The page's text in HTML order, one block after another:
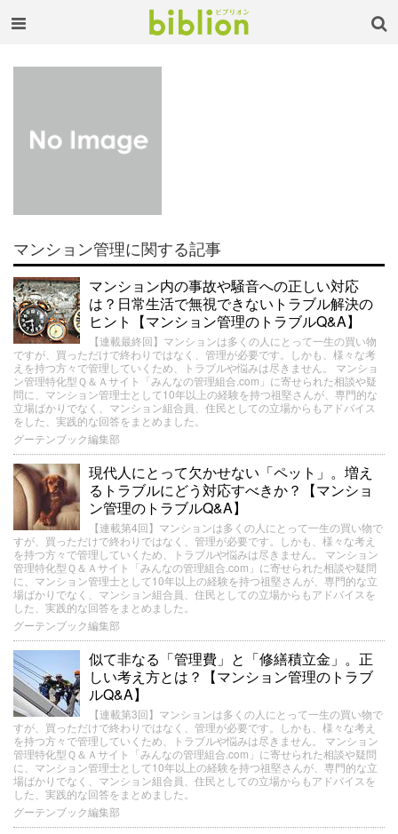
マンション管理に関する記事
マンション内の事故や騒音への正しい対応
は？日常生活で無視できないトラブル解決の
ヒント【マンション管理のトラブルQ&A】
【連載最終回】マンションは多くの人にとって一生の買い物
ですが、買っただけで終わりではなく、管理が必要です。しかも、様々な考
えを持つ方々で管理していくため、トラブルや悩みは尽きません。 マンショ
ン管理特化型Ｑ＆Ａサイト「みんなの管理組合.com」に寄せられた相談や疑
問に、マンション管理士として10年以上の経験を持つ祖堅さんが、専門的な
立場ばかりでなく、マンション組合員、住民としての立場からもアドバイス
をした、実践的な回答をまとめました。
グーテンブック編集部
現代人にとって欠かせない「ペット」。増え
るトラブルにどう対応すべきか？【マンショ
ン管理のトラブルQ&A】
【連載第4回】マンションは多くの人にとって一生の買い物で
すが、買っただけで終わりではなく、管理が必要です。しかも、様々な考え
を持つ方々で管理していくため、トラブルや悩みは尽きません。 マンション
管理特化型Ｑ＆Ａサイト「みんなの管理組合.com」に寄せられた相談や疑問
に、マンション管理士として10年以上の経験を持つ祖堅さんが、専門的な立
場ばかりでなく、マンション組合員、住民としての立場からもアドバイスを
した、実践的な回答をまとめました。
グーテンブック編集部
似て非なる「管理費」と「修繕積立金」。正
しい考え方とは？【マンション管理のトラブ
ルQ&A】
【連載第3回】マンションは多くの人にとって一生の買い物で
すが、買っただけで終わりではなく、管理が必要です。しかも、様々な考え
を持つ方々で管理していくため、トラブルや悩みは尽きません。 マンション
管理特化型Ｑ＆Ａサイト「みんなの管理組合.com」に寄せられた相談や疑問
に、マンション管理士として10年以上の経験を持つ祖堅さんが、専門的な立
場ばかりでなく、マンション組合員、住民としての立場からもアドバイスを
した、実践的な回答をまとめました。
グーテンブック編集部